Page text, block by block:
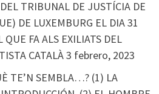
TRIBUNAL DE JUSTÍCIA DE
DE LUXEMBURG EL DIA 31
FA ALS EXILIATS DEL
CATALÀ3 febrero, 2023
TE’N SEMBLA…? (1) LA